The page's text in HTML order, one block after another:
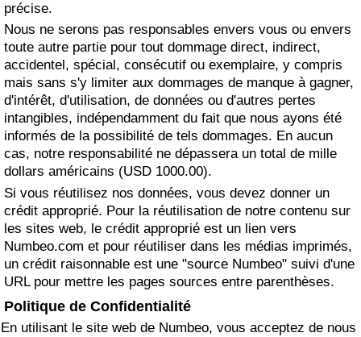
précise.
Nous ne serons pas responsables envers vous ou envers
toute autre partie pour tout dommage direct, indirect,
accidentel, spécial, consécutif ou exemplaire, y compris
mais sans s'y limiter aux dommages de manque à gagner,
d'intérêt, d'utilisation, de données ou d'autres pertes
intangibles, indépendamment du fait que nous ayons été
informés de la possibilité de tels dommages. En aucun
cas, notre responsabilité ne dépassera un total de mille
dollars américains (USD 1000.00).
Si vous réutilisez nos données, vous devez donner un
crédit approprié. Pour la réutilisation de notre contenu sur
les sites web, le crédit approprié est un lien vers
Numbeo.com et pour réutiliser dans les médias imprimés,
un crédit raisonnable est une "source Numbeo" suivi d'une
URL pour mettre les pages sources entre parenthèses.
Politique de Confidentialité
En utilisant le site web de Numbeo, vous acceptez de nous
Indice des soins de santé
Indice des soins de santé par Pays
Pollution
Indice de Pollution (Actuel)
Indice de pollution
Indice de Pollution par Pays
Trafic
Indice de Trafic